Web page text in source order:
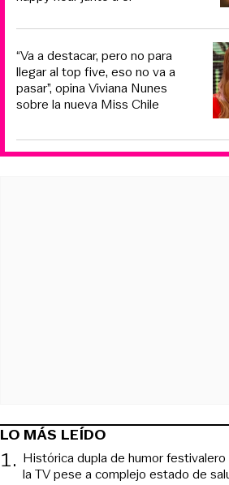
“Va a destacar, pero no para
llegar al top five, eso no va a
pasar”, opina Viviana Nunes
sobre la nueva Miss Chile
LO MÁS LEÍDO
1. Histórica dupla de humor festivalero
la TV pese a complejo estado de